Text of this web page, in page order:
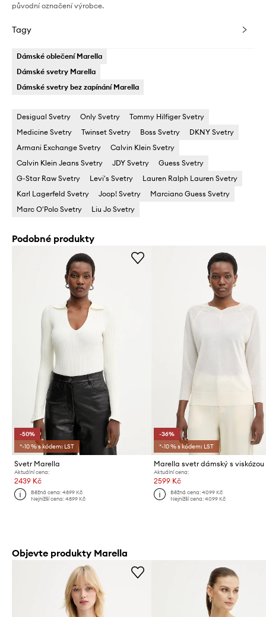
původní označení výrobce.
Tagy
Dámské oblečení Marella
Dámské svetry Marella
Dámské svetry bez zapínání Marella
Desigual Svetry Only Svetry
Tommy Hilfiger Svetry
Medicine Svetry
Twinset Svetry Boss Svetry
DKNY Svetry
Armani Exchange Svetry
Calvin Klein Svetry
Calvin Klein Jeans Svetry
JDY Svetry
Guess Svetry
G-Star Raw Svetry
Levi's Svetry
Lauren Ralph Lauren Svetry
Karl Lagerfeld Svetry
Joop! Svetry
Marciano Guess Svetry
Marc O'Polo Svetry
Liu Jo Svetry
Podobné produkty
-50%
*-10 % s kódem: LST
Svetr Marella
Aktuální cena:
2439 Kč
Běžná cena:4899 Kč
Nejnižší cena:4899 Kč
-36%
*-10 % s kódem: LST
Aktuální cena:
2599 Kč
Běžná cena: 4099 Kč
Nejnižší cena: 4099 Kč
Objevte produkty Marella